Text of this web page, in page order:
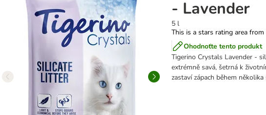
- Lavender
5 l
This is a stars rating area
Ohodnoťte tento produkt
Tigerino Crystals Lavender -
extrémně savá, šetrná k
zastaví zápach během několika